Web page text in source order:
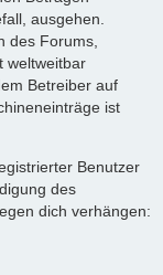
ausgehen.
des Forums,
weltweitbar
Betreiber auf
ist
Benutzer
des
dich verhängen: